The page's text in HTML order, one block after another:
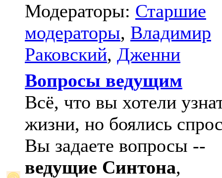
Модераторы: Старшие
модераторы, Владимир
Раковский, Дженни
Вопросы ведущим
Всё, что вы хотели
жизни, но боялись
Вы задаете вопросы --
ведущие Синтона,